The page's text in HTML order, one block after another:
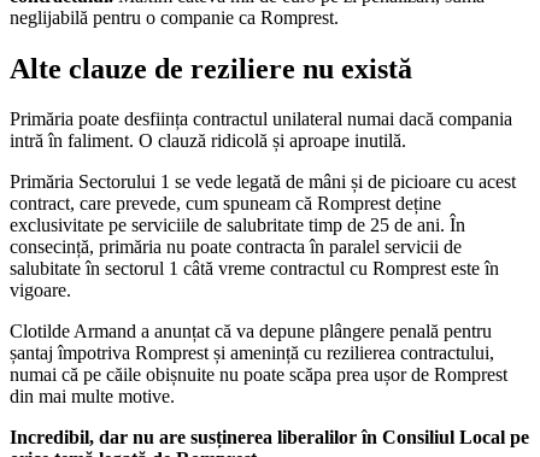
neglijabilă pentru o companie ca Romprest.
Alte clauze de reziliere nu există
Primăria poate desființa contractul unilateral numai dacă compania
intră în faliment. O clauză ridicolă și aproape inutilă.
Primăria Sectorului 1 se vede legată de mâni și de picioare cu acest
contract, care prevede, cum spuneam că Romprest deține
exclusivitate pe serviciile de salubritate timp de 25 de ani. În
consecință, primăria nu poate contracta în paralel servicii de
salubitate în sectorul 1 câtă vreme contractul cu Romprest este în
vigoare.
Clotilde Armand a anunțat că va depune plângere penală pentru
șantaj împotriva Romprest și amenință cu rezilierea contractului,
numai că pe căile obișnuite nu poate scăpa prea ușor de Romprest
din mai multe motive.
Incredibil, dar nu are susținerea liberalilor în Consiliul Local pe